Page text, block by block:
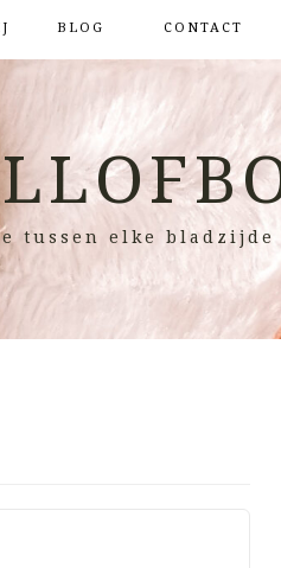
BLOG CONTACT
tussen elke bladzijde